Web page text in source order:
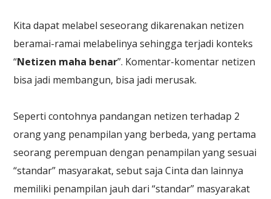
Kita dapat melabel seseorang dikarenakan netizen
beramai-ramai melabelinya sehingga terjadi konteks
“Netizen maha benar”. Komentar-komentar netizen
bisa jadi membangun, bisa jadi merusak.
Seperti contohnya pandangan netizen terhadap 2
orang yang penampilan yang berbeda, yang pertama
seorang perempuan dengan penampilan yang sesuai
“standar” masyarakat, sebut saja Cinta dan lainnya
memiliki penampilan jauh dari “standar” masyarakat